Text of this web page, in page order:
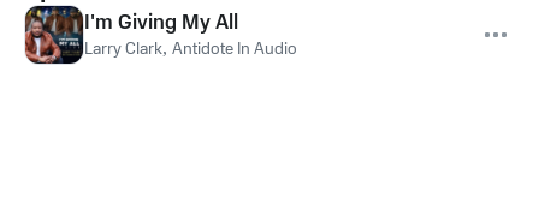
I'm Giving My All
Larry Clark, Antidote In Audio